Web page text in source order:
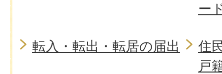
ー
転入・転出・転居の届出
住
戸